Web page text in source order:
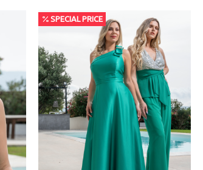
SPECIAL PRICE